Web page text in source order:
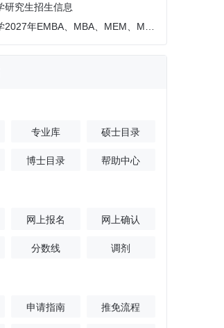
专业库 硕士目录
博士目录 帮助中心
网上报名 网上确认
分数线 调剂
申请指南 推免流程